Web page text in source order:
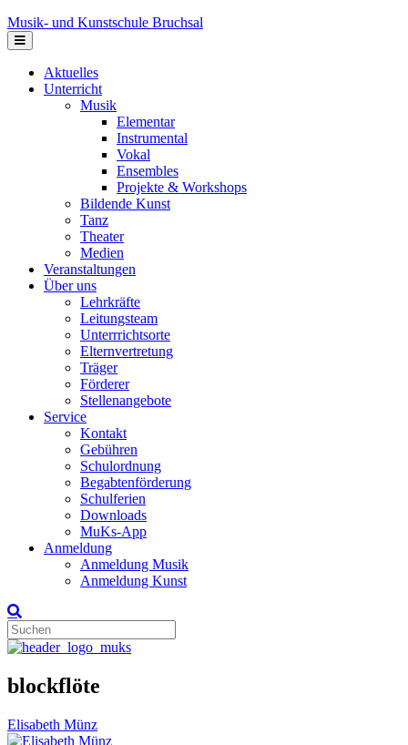
Musik- und Kunstschule Bruchsal
Navigation
Aktuelles
Unterricht
Musik
Elementar
Instrumental
Vokal
Ensembles
Projekte & Workshops
Bildende Kunst
Tanz
Theater
Medien
Veranstaltungen
Über uns
Lehrkräfte
Leitungsteam
Unterrrichtsorte
Elternvertretung
Träger
Förderer
Stellenangebote
Service
Kontakt
Gebühren
Schulordnung
Begabtenförderung
Schulferien
Downloads
MuKs-App
Anmeldung
Anmeldung Musik
Anmeldung Kunst
blockflöte
Elisabeth Münz